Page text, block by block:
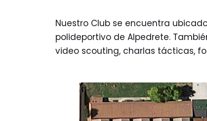
Nuestro Club se encuentra
polideportivo de Alpedrete.
video scouting, charlas tácticas,